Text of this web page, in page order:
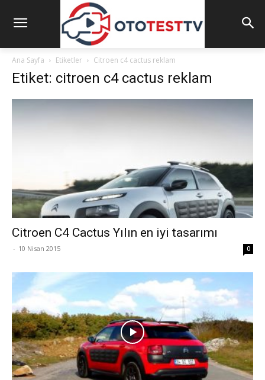
Ana Sayfa Etiketler Citroen c4 cactus reklam
Etiket: citroen c4 cactus reklam
Citroen C4 Cactus Yılın en iyi tasarımı
- 10 Nisan 2015 0